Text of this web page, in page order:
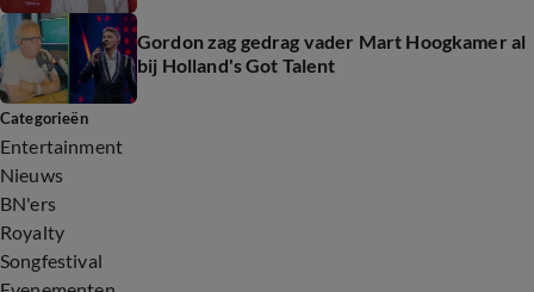
Gordon zag gedrag vader Mart Hoogkamer al
bij Holland's Got Talent
Categorieën
Entertainment
Nieuws
BN'ers
Royalty
Songfestival